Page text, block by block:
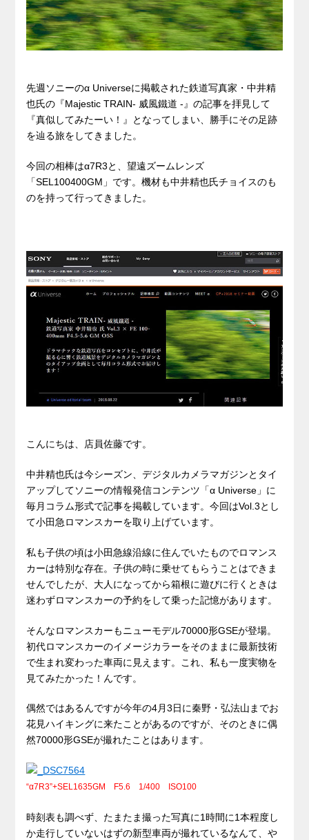
先週ソニーのα Universeに掲載された鉄道写真家・中井精
也氏の『Majestic TRAIN- 威風鐵道 -』の記事を拝見して
『真似してみたーい！』となってしまい、勝手にその足跡
を辿る旅をしてきました。
今回の相棒はα7R3と、望遠ズームレンズ
「SEL100400GM」です。機材も中井精也氏チョイスのも
のを持って行ってきました。
こんにちは、店員佐藤です。
中井精也氏は今シーズン、デジタルカメラマガジンとタイ
アップしてソニーの情報発信コンテンツ「α Universe」に
毎月コラム形式で記事を掲載しています。今回はVol.3とし
て小田急ロマンスカーを取り上げています。
私も子供の頃は小田急線沿線に住んでいたものでロマンス
カーは特別な存在。子供の時に乗せてもらうことはできま
せんでしたが、大人になってから箱根に遊びに行くときは
迷わずロマンスカーの予約をして乗った記憶があります。
そんなロマンスカーもニューモデル70000形GSEが登場。
初代ロマンスカーのイメージカラーをそのままに最新技術
で生まれ変わった車両に見えます。これ、私も一度実物を
見てみたかった！んです。
偶然ではあるんですが今年の4月3日に秦野・弘法山までお
花見ハイキングに来たことがあるのですが、そのときに偶
然70000形GSEが撮れたことはあります。
“α7R3”+SEL1635GM F5.6 1/400 ISO100
時刻表も調べず、たまたま撮った写真に1時間に1本程度し
か走行していないはずの新型車両が撮れているなんて、や